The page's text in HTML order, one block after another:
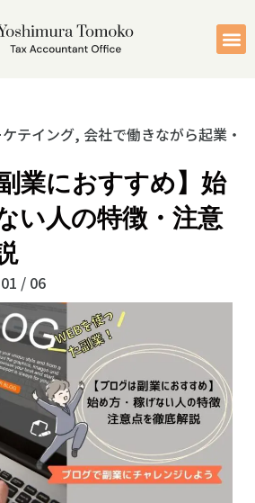
テイング, 会社で働きながら起業・
業におすすめ】始
い人の特徴・注意
/ 06